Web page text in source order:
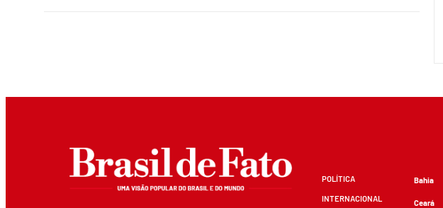
POLÍTICA
INTERNACIONAL
Bahia
Ceará